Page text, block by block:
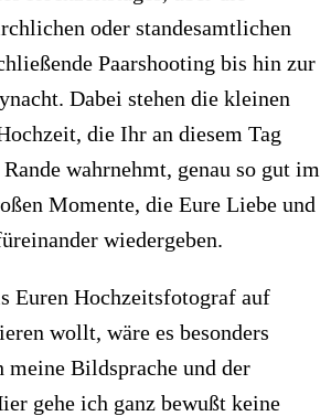
oder standesamtlichen
Paarshooting bis hin zur
Dabei stehen die kleinen
die Ihr an diesem Tag
wahrnehmt, genau so gut im
Momente, die Eure Liebe und
wiedergeben.
Euren Hochzeitsfotograf auf
wollt, wäre es besonders
meine Bildsprache und der
gehe ich ganz bewußt keine